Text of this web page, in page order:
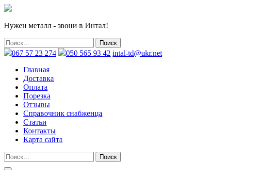
Нужен металл - звони в Интал!
067 57 23 274 050 565 93 42 intal-td@ukr.net
Главная
Доставка
Оплата
Порезка
Отзывы
Справочник снабженца
Статьи
Контакты
Карта сайта